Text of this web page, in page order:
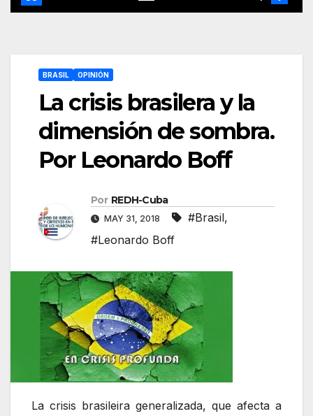
BRASIL OPINIÓN
La crisis brasilera y la
dimensión de sombra.
Por Leonardo Boff
Por REDH-Cuba
MAY 31, 2018 #Brasil,
#Leonardo Boff
La crisis brasileira generalizada, que afecta a